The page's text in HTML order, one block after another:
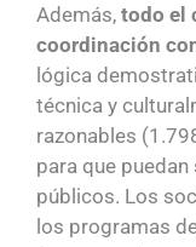
Además, todo el
coordinación
lógica
técnica y
razonables
para que
públicos. Los
los programas